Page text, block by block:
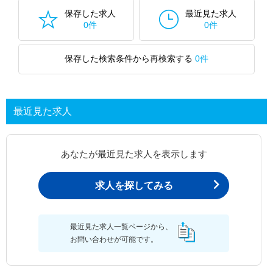
保存した求人
0件
最近見た求人
0件
保存した検索条件から再検索する 0件
最近見た求人
あなたが最近見た求人を表示します
求人を探してみる
最近見た求人一覧ページから、
お問い合わせが可能です。